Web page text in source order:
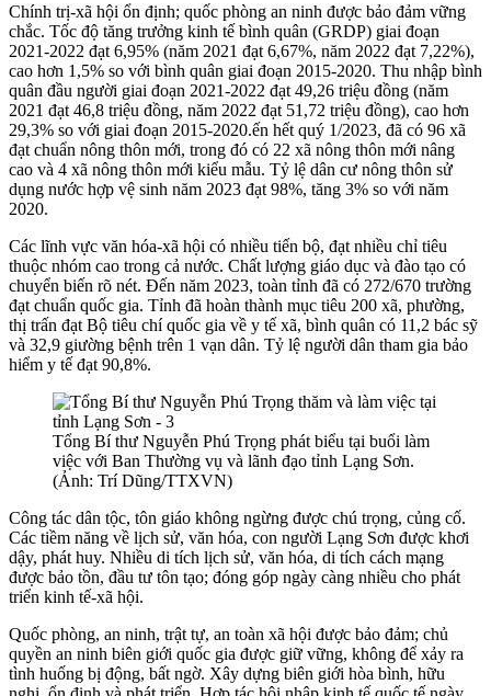
Chính trị-xã hội ổn định; quốc phòng an ninh được bảo đảm vững
chắc. Tốc độ tăng trưởng kinh tế bình quân (GRDP) giai đoạn
2021-2022 đạt 6,95% (năm 2021 đạt 6,67%, năm 2022 đạt 7,22%),
cao hơn 1,5% so với bình quân giai đoạn 2015-2020. Thu nhập bình
quân đầu người giai đoạn 2021-2022 đạt 49,26 triệu đồng (năm
2021 đạt 46,8 triệu đồng, năm 2022 đạt 51,72 triệu đồng), cao hơn
29,3% so với giai đoạn 2015-2020.ến hết quý 1/2023, đã có 96 xã
đạt chuẩn nông thôn mới, trong đó có 22 xã nông thôn mới nâng
cao và 4 xã nông thôn mới kiểu mẫu. Tỷ lệ dân cư nông thôn sử
dụng nước hợp vệ sinh năm 2023 đạt 98%, tăng 3% so với năm
2020.
Các lĩnh vực văn hóa-xã hội có nhiều tiến bộ, đạt nhiều chỉ tiêu
thuộc nhóm cao trong cả nước. Chất lượng giáo dục và đào tạo có
chuyển biến rõ nét. Đến năm 2023, toàn tỉnh đã có 272/670 trường
đạt chuẩn quốc gia. Tỉnh đã hoàn thành mục tiêu 200 xã, phường,
thị trấn đạt Bộ tiêu chí quốc gia về y tế xã, bình quân có 11,2 bác sỹ
và 32,9 giường bệnh trên 1 vạn dân. Tỷ lệ người dân tham gia bảo
hiểm y tế đạt 90,8%.
Tổng Bí thư Nguyễn Phú Trọng phát biểu tại buổi làm
việc với Ban Thường vụ và lãnh đạo tỉnh Lạng Sơn.
(Ảnh: Trí Dũng/TTXVN)
Công tác dân tộc, tôn giáo không ngừng được chú trọng, củng cố.
Các tiềm năng về lịch sử, văn hóa, con người Lạng Sơn được khơi
dậy, phát huy. Nhiều di tích lịch sử, văn hóa, di tích cách mạng
được bảo tồn, đầu tư tôn tạo; đóng góp ngày càng nhiều cho phát
triển kinh tế-xã hội.
Quốc phòng, an ninh, trật tự, an toàn xã hội được bảo đảm; chủ
quyền an ninh biên giới quốc gia được giữ vững, không để xảy ra
tình huống bị động, bất ngờ. Xây dựng biên giới hòa bình, hữu